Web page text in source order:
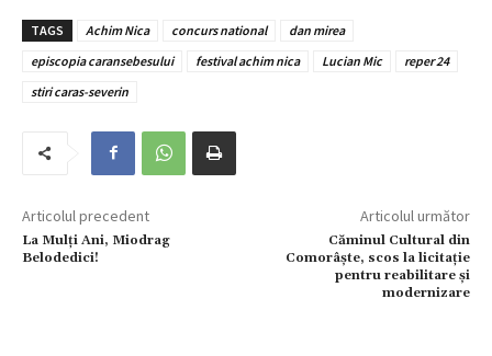
TAGS Achim Nica concurs national
dan mirea
episcopia caransebesului
festival achim nica Lucian Mic
reper 24
stiri caras-severin
Articolul precedent
La Mulți Ani, Miodrag
Belodedici!
Articolul următor
Căminul Cultural din
Comorâşte, scos la licitație
pentru reabilitare și
modernizare